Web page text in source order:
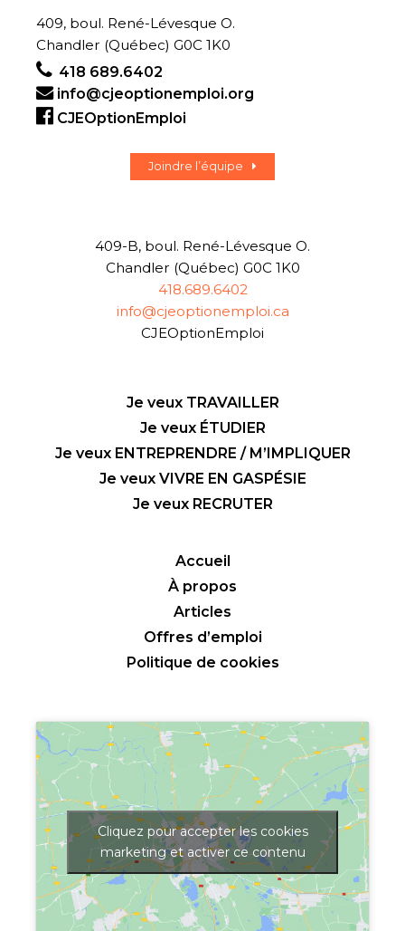
409, boul. René-Lévesque O.
Chandler (Québec) G0C 1K0
418 689.6402
info@cjeoptionemploi.org
CJEOptionEmploi
Joindre l’équipe
409-B, boul. René-Lévesque O.
Chandler (Québec) G0C 1K0
418.689.6402
info@cjeoptionemploi.ca
CJEOptionEmploi
Je veux TRAVAILLER
Je veux ÉTUDIER
Je veux ENTREPRENDRE / M’IMPLIQUER
Je veux VIVRE EN GASPÉSIE
Je veux RECRUTER
Accueil
À propos
Articles
Offres d’emploi
Politique de cookies
Cliquez pour accepter les cookies
marketing et activer ce contenu